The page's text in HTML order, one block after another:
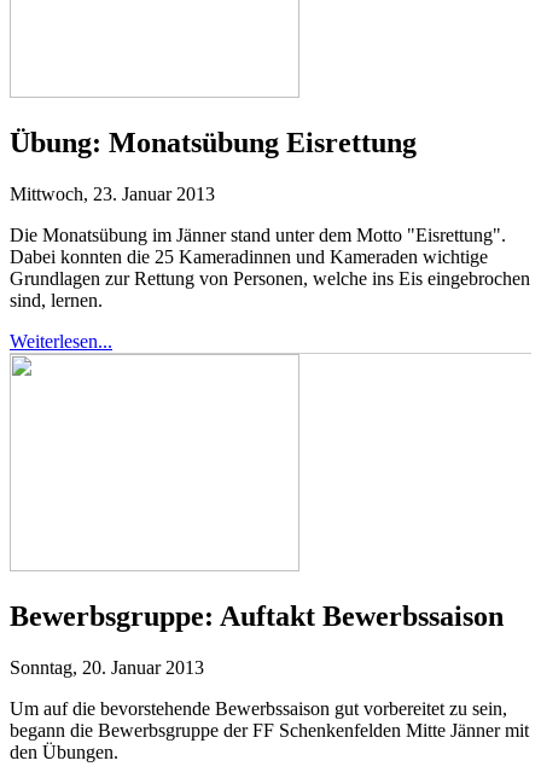
Übung: Monatsübung Eisrettung
Mittwoch, 23. Januar 2013
Die Monatsübung im Jänner stand unter dem Motto "Eisrettung".
Dabei konnten die 25 Kameradinnen und Kameraden wichtige
Grundlagen zur Rettung von Personen, welche ins Eis eingebrochen
sind, lernen.
Weiterlesen...
Bewerbsgruppe: Auftakt Bewerbssaison
Sonntag, 20. Januar 2013
Um auf die bevorstehende Bewerbssaison gut vorbereitet zu sein,
begann die Bewerbsgruppe der FF Schenkenfelden Mitte Jänner mit
den Übungen.